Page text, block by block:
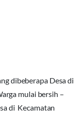
dibeberapa Desa di
mulai bersih –
di Kecamatan